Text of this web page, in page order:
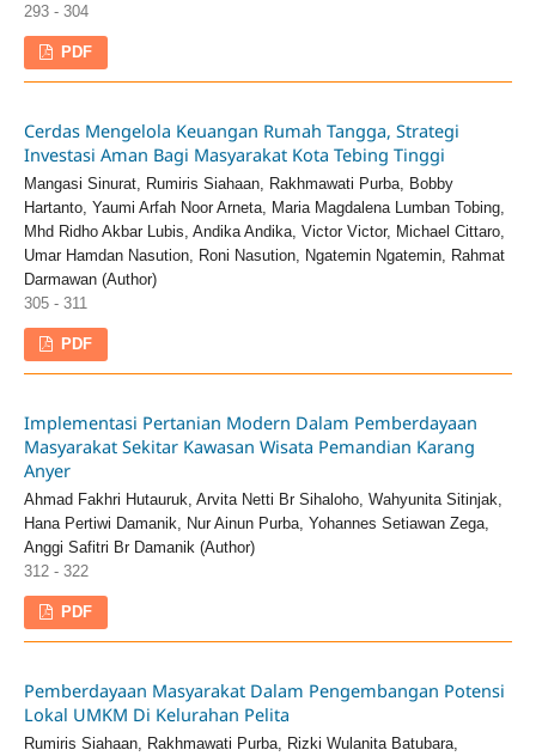
293 - 304
PDF
Cerdas Mengelola Keuangan Rumah Tangga, Strategi
Investasi Aman Bagi Masyarakat Kota Tebing Tinggi
Mangasi Sinurat, Rumiris Siahaan, Rakhmawati Purba, Bobby
Hartanto, Yaumi Arfah Noor Arneta, Maria Magdalena Lumban Tobing,
Mhd Ridho Akbar Lubis, Andika Andika, Victor Victor, Michael Cittaro,
Umar Hamdan Nasution, Roni Nasution, Ngatemin Ngatemin, Rahmat
Darmawan (Author)
305 - 311
PDF
Implementasi Pertanian Modern Dalam Pemberdayaan
Masyarakat Sekitar Kawasan Wisata Pemandian Karang
Anyer
Ahmad Fakhri Hutauruk, Arvita Netti Br Sihaloho, Wahyunita Sitinjak,
Hana Pertiwi Damanik, Nur Ainun Purba, Yohannes Setiawan Zega,
Anggi Safitri Br Damanik (Author)
312 - 322
PDF
Pemberdayaan Masyarakat Dalam Pengembangan Potensi
Lokal UMKM Di Kelurahan Pelita
Rumiris Siahaan, Rakhmawati Purba, Rizki Wulanita Batubara,